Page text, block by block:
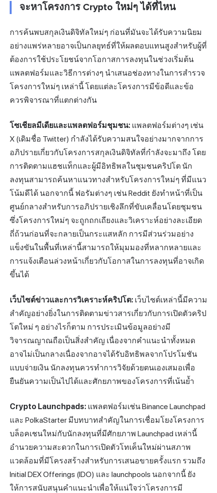
จะหาโครงการ Crypto ใหม่ๆ ได้ที่ไหน
การค้นพบสกุลเงินดิจิทัลใหม่ๆ ก่อนที่มันจะได้รับความนิยม
อย่างแพร่หลายอาจเป็นกลยุทธ์ที่ให้ผลตอบแทนสูงสำหรับผู้ที่
ต้องการใช้ประโยชน์จากโอกาสการลงทุนในช่วงเริ่มต้น
แพลตฟอร์มและวิธีการต่างๆ นำเสนอช่องทางในการสำรวจ
โครงการใหม่ๆ เหล่านี้ โดยแต่ละโครงการมีข้อดีและข้อ
ควรพิจารณาที่แตกต่างกัน
โซเชียลมีเดียและแพลตฟอร์มชุมชน: แพลตฟอร์มต่างๆ เช่น
X (เดิมชื่อ Twitter) กำลังได้รับความสนใจอย่างมากจากการ
อภิปรายเกี่ยวกับโครงการสกุลเงินดิจิทัลที่กำลังจะมาถึง โดย
การติดตามแฮชแท็กและผู้มีอิทธิพลในชุมชนคริปโต นัก
ลงทุนสามารถค้นหาแนวทางสำหรับโครงการใหม่ๆ ที่มีแนว
โน้มดีได้ นอกจากนี้ ฟอรัมต่างๆ เช่น Reddit ยังทำหน้าที่เป็น
ศูนย์กลางสำหรับการอภิปรายเชิงลึกที่ขับเคลื่อนโดยชุมชน
ซึ่งโครงการใหม่ๆ จะถูกถกเถียงและวิเคราะห์อย่างละเอียด
ถี่ถ้วนก่อนที่จะกลายเป็นกระแสหลัก การมีส่วนร่วมอย่าง
แข็งขันในพื้นที่เหล่านี้สามารถให้มุมมองที่หลากหลายและ
การแจ้งเตือนล่วงหน้าเกี่ยวกับโอกาสในการลงทุนที่อาจเกิด
ขึ้นได้
เว็บไซต์ข่าวและการวิเคราะห์คริปโต: เว็บไซต์เหล่านี้มีความ
สำคัญอย่างยิ่งในการติดตามข่าวสารเกี่ยวกับการเปิดตัวคริป
โตใหม่ ๆ อย่างไรก็ตาม การประเมินข้อมูลอย่างมี
วิจารณญาณถือเป็นสิ่งสำคัญ เนื่องจากคำแนะนำทั้งหมด
อาจไม่เป็นกลางเนื่องจากอาจได้รับอิทธิพลจากโปรโมชัน
แบบจ่ายเงิน นักลงทุนควรทำการวิจัยด้วยตนเองเสมอเพื่อ
ยืนยันความเป็นไปได้และศักยภาพของโครงการที่เน้นย้ำ
Crypto Launchpads: แพลตฟอร์มเช่น Binance Launchpad
และ PolkaStarter มีบทบาทสำคัญในการเชื่อมโยงโครงการ
บล็อคเชนใหม่กับนักลงทุนที่มีศักยภาพ Launchpad เหล่านี้
อำนวยความสะดวกในการเปิดตัวโทเค็นใหม่ผ่านสภาพ
แวดล้อมที่มีโครงสร้างสำหรับการเสนอขายครั้งแรก รวมถึง
Initial DEX Offerings (IDO) และ launchpools นอกจากนี้ ยัง
ให้การสนับสนุนคำแนะนำเพื่อให้แน่ใจว่าโครงการมี